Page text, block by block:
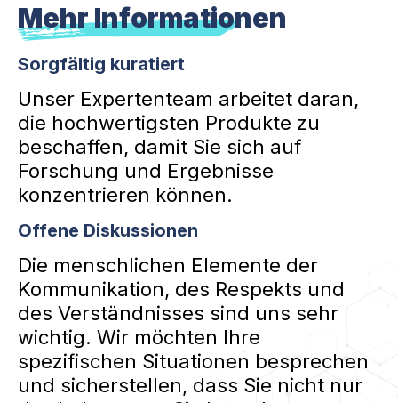
Mehr Informationen
Sorgfältig kuratiert
Unser Expertenteam arbeitet daran,
die hochwertigsten Produkte zu
beschaffen, damit Sie sich auf
Forschung und Ergebnisse
konzentrieren können.
Offene Diskussionen
Die menschlichen Elemente der
Kommunikation, des Respekts und
des Verständnisses sind uns sehr
wichtig. Wir möchten Ihre
spezifischen Situationen besprechen
und sicherstellen, dass Sie nicht nur